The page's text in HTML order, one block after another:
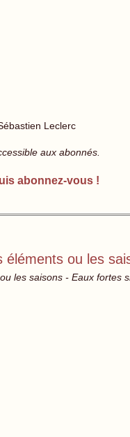
Leclerc
aux abonnés.
abonnez-vous !
éléments ou les
les saisons - Eaux fortes